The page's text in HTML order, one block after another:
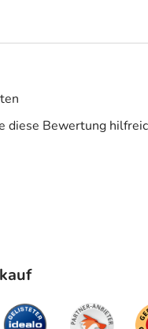
diese Bewertung